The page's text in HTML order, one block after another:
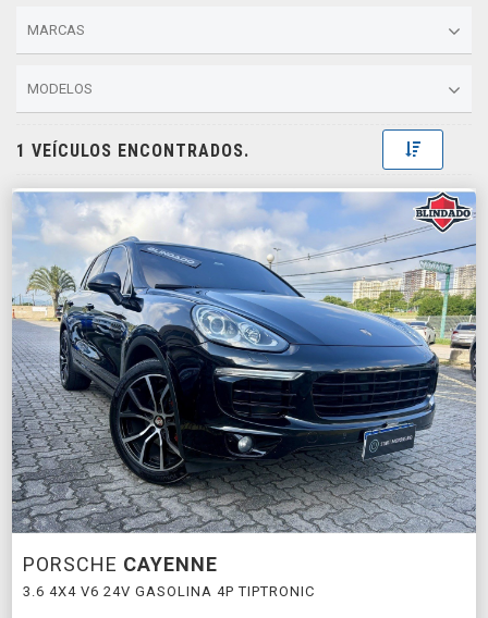
MARCAS
MODELOS
1 VEÍCULOS ENCONTRADOS. Toggle
PORSCHE CAYENNE
3.6 4X4 V6 24V GASOLINA 4P TIPTRONIC